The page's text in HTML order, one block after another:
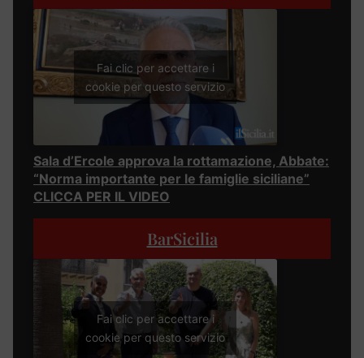
Fai clic per accettare i
cookie per questo servizio
Sala d’Ercole approva la rottamazione, Abbate:
“Norma importante per le famiglie siciliane”
CLICCA PER IL VIDEO
BarSicilia
Fai clic per accettare i
cookie per questo servizio